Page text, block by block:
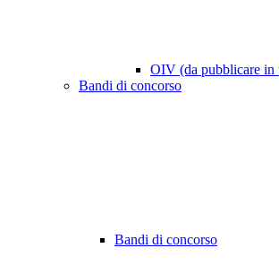
OIV (da pubblicare in
Bandi di concorso
Bandi di concorso